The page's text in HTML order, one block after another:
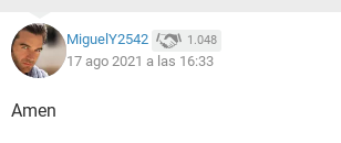
MiguelY2542 1.048
17 ago 2021 a las 16:33
Amen